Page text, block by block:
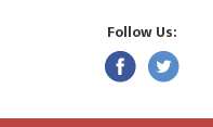
Follow Us: